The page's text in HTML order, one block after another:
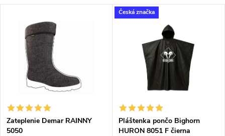
Zateplenie Demar RAINNY
5050
Česká značka
Pláštenka pončo Bighorn
HURON 8051 F čierna